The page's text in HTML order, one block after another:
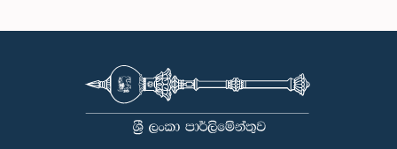
ප.ව. 1:33 - ප.ව. 1:43